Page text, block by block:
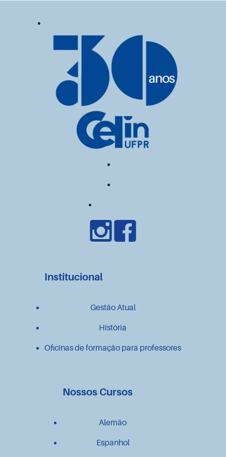
Institucional
Gestão Atual
História
Oficinas de formação para professores
Nossos Cursos
Alemão
Espanhol